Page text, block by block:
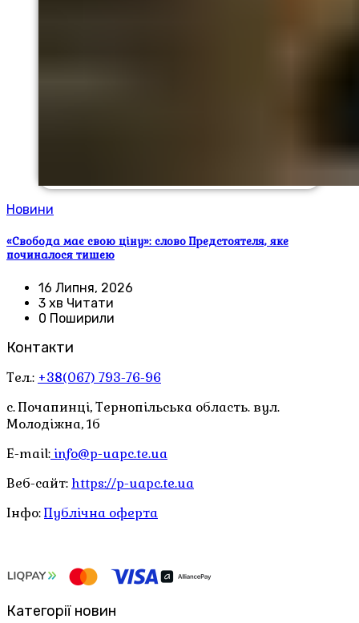
Новини
«Свобода має свою ціну»: слово Предстоятеля, яке
починалося тишею
16 Липня, 2026
3 хв Читати
0 Поширили
Контакти
Тел.: +38(067) 793-76-96
с. Почапинці, Тернопільська область. вул.
Молодіжна, 1б
E-mail: info@p-uapc.te.ua
Веб-сайт: https://p-uapc.te.ua
Інфо:Публічна оферта
Категорії новин